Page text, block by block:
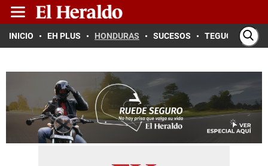
INICIO EH PLUS HONDURAS SUCESOS TEGUCIGALPA